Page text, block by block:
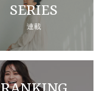
SERIES
連載